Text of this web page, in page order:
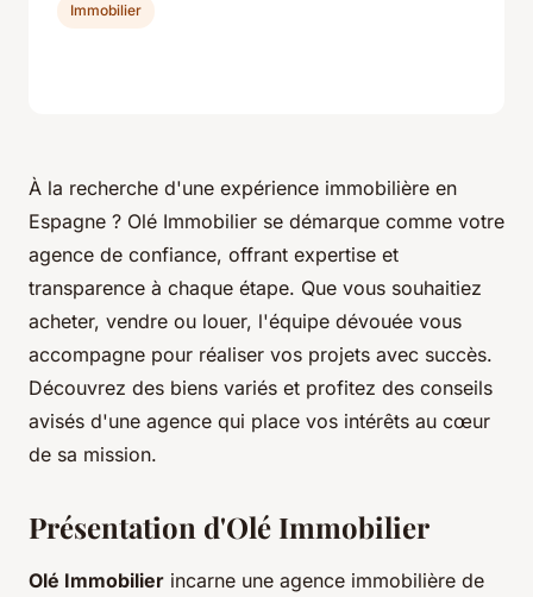
À la recherche d'une expérience immobilière en
Espagne ? Olé Immobilier se démarque comme votre
agence de confiance, offrant expertise et
transparence à chaque étape. Que vous souhaitiez
acheter, vendre ou louer, l'équipe dévouée vous
accompagne pour réaliser vos projets avec succès.
Découvrez des biens variés et profitez des conseils
avisés d'une agence qui place vos intérêts au cœur
de sa mission.
Présentation d'Olé Immobilier
Olé Immobilier incarne une agence immobilière de
Immobilier